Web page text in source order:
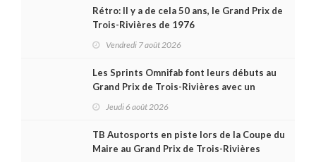
Rétro: Il y a de cela 50 ans, le Grand Prix de
Trois-Rivières de 1976
Vendredi 7 août 2026
Les Sprints Omnifab font leurs débuts au
Grand Prix de Trois-Rivières avec un
Jeudi 6 août 2026
TB Autosports en piste lors de la Coupe du
Maire au Grand Prix de Trois-Rivières